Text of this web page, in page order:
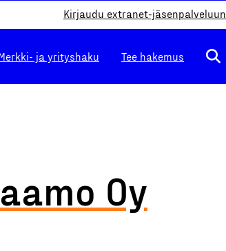
Kirjaudu extranet-jäsenpalveluun
ja yrityshaku Tee hakemus
Oy